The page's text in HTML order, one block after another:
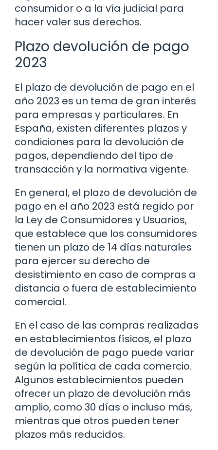
consumidor o a la vía judicial para
hacer valer sus derechos.
Plazo devolución de pago
2023
El plazo de devolución de pago en el
año 2023 es un tema de gran interés
para empresas y particulares. En
España, existen diferentes plazos y
condiciones para la devolución de
pagos, dependiendo del tipo de
transacción y la normativa vigente.
En general, el plazo de devolución de
pago en el año 2023 está regido por
la Ley de Consumidores y Usuarios,
que establece que los consumidores
tienen un plazo de 14 días naturales
para ejercer su derecho de
desistimiento en caso de compras a
distancia o fuera de establecimiento
comercial.
En el caso de las compras realizadas
en establecimientos físicos, el plazo
de devolución de pago puede variar
según la política de cada comercio.
Algunos establecimientos pueden
ofrecer un plazo de devolución más
amplio, como 30 días o incluso más,
mientras que otros pueden tener
plazos más reducidos.